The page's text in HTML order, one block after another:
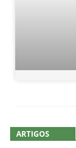
ARTIGOS